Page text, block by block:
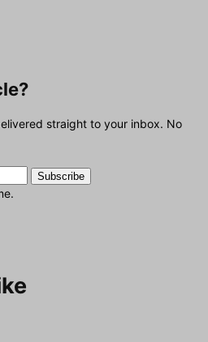
straight to your inbox. No
Subscribe